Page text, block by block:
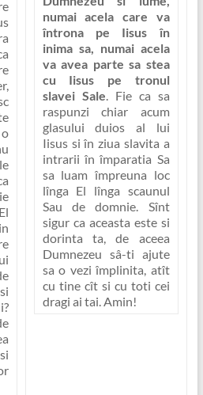
numai acela care va
întrona pe Iisus în
inima sa, numai acela
va avea parte sa stea
cu Iisus pe tronul
slavei Sale . Fie ca sa
raspunzi chiar acum
glasului duios al lui
Iisus si în ziua slavita a
intrarii în împaratia Sa
sa luam împreuna loc
lînga El lînga scaunul
Sau de domnie. Sînt
sigur ca aceasta este si
dorinta ta, de aceea
Dumnezeu sâ-ti ajute
sa o vezi împlinita, atît
cu tine cît si cu toti cei
dragi ai tai. Amin!